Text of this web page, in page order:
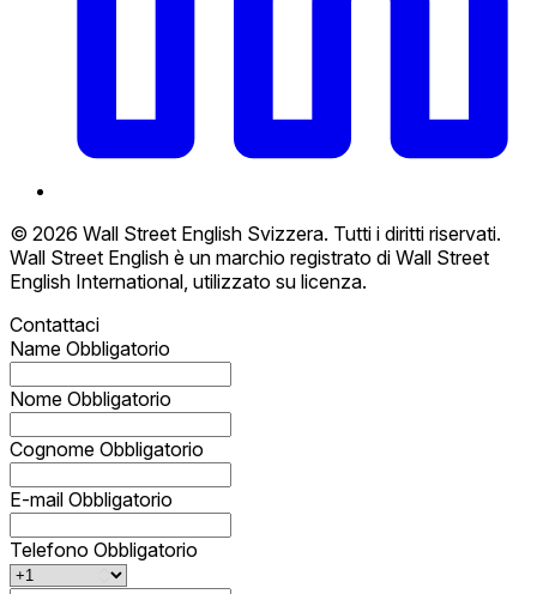
© 2026 Wall Street English Svizzera. Tutti i diritti riservati.
Wall Street English è un marchio registrato di Wall Street
English International, utilizzato su licenza.
Contattaci
Name Obbligatorio
Nome Obbligatorio
Cognome Obbligatorio
E-mail Obbligatorio
Telefono Obbligatorio